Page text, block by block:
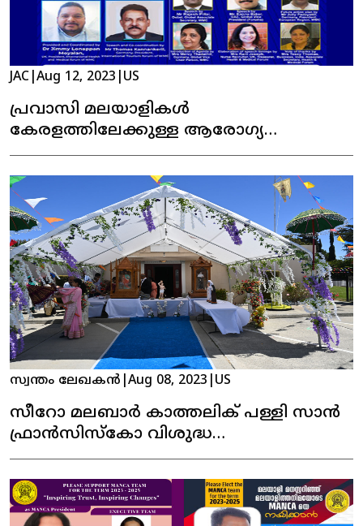
JAC Aug 12, 2023 US
പ്രവാസി മലയാളികൾ
കേരളത്തിലേക്കുള്ള ആരോഗ്യ
മെഡിക്കൽ ടൂറിസം
സ്വന്തം ലേഖകൻ Aug 08, 2023 US
സീറോ മലബാർ കാത്തലിക് പള്ളി സാൻ
ഫ്രാൻസിസ്കോ വിശുദ്ധ
തോമാശ്ലീഹായുടെ തിരുനാൾ